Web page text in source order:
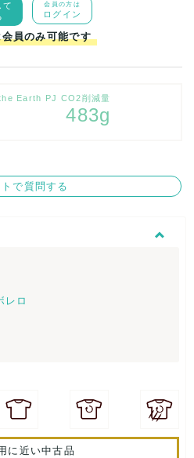
て
会員の方は
ログイン
員のみ可能です
Earth PJ CO2削減量
483g
で質問する
レロ
に近い中古品